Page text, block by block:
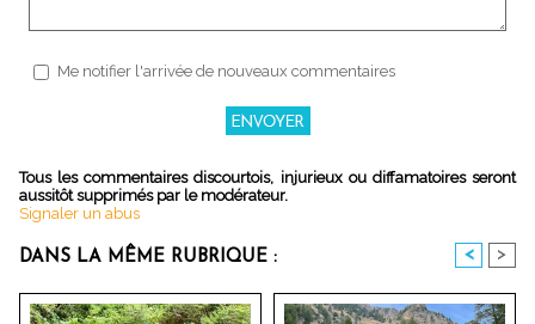
Me notifier l'arrivée de nouveaux commentaires
Tous les commentaires discourtois, injurieux ou diffamatoires seront
aussitôt supprimés par le modérateur.
Signaler un abus
DANS LA MÊME RUBRIQUE : < >